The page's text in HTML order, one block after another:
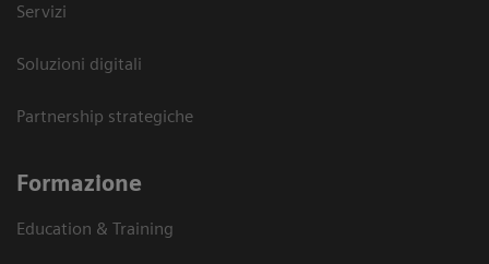
Servizi
Soluzioni digitali
Partnership strategiche
Formazione
Education & Training